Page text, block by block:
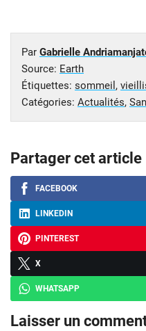
Par Gabrielle
Source: Earth
Étiquettes: sommeil ,
Catégories: Actualités,
Partager cet article
FACEBOOK
LINKEDIN
PINTEREST
X
WHATSAPP
Laisser un